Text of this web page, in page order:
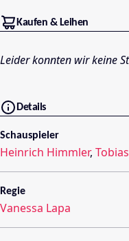
Kaufen & Leihen
Leider konnten wir keine
Details
Schauspieler
Heinrich Himmler,
Regie
Vanessa Lapa